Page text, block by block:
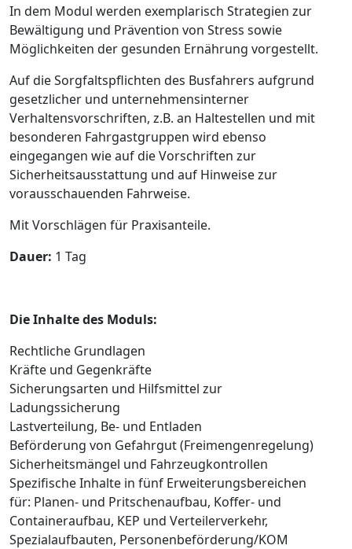
In dem Modul werden exemplarisch Strategien zur
Bewältigung und Prävention von Stress sowie
Möglichkeiten der gesunden Ernährung vorgestellt.
Auf die Sorgfaltspflichten des Busfahrers aufgrund
gesetzlicher und unternehmensinterner
Verhaltensvorschriften, z.B. an Haltestellen und mit
besonderen Fahrgastgruppen wird ebenso
eingegangen wie auf die Vorschriften zur
Sicherheitsausstattung und auf Hinweise zur
vorausschauenden Fahrweise.
Mit Vorschlägen für Praxisanteile.
Dauer: 1 Tag
Die Inhalte des Moduls:
Rechtliche Grundlagen
Kräfte und Gegenkräfte
Sicherungsarten und Hilfsmittel zur
Ladungssicherung
Lastverteilung, Be- und Entladen
Beförderung von Gefahrgut (Freimengenregelung)
Sicherheitsmängel und Fahrzeugkontrollen
Spezifische Inhalte in fünf Erweiterungsbereichen
für: Planen- und Pritschenaufbau, Koffer- und
Containeraufbau, KEP und Verteilerverkehr,
Spezialaufbauten, Personenbeförderung/KOM